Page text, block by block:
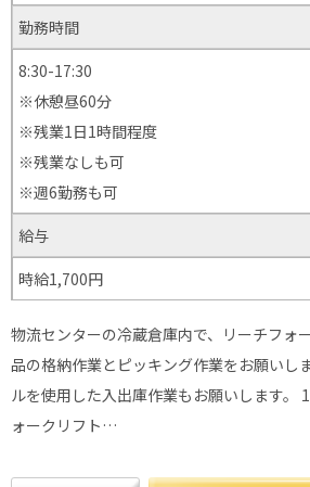
勤務時間
8:30-17:30
※休憩昼60分
※残業1日1時間程度
※残業なしも可
※週6勤務も可
給与
時給1,700円
物流センターの冷蔵倉庫内で、リーチフォ
品の格納作業とピッキング作業をお願いし
ルを使用した入出庫作業もお願いします。
ォークリフト…